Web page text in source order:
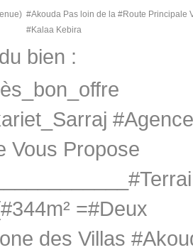
#Akouda Pas loin de la #Route Principale
#Kalaa Kebira
bien :
#Agence
Vous Propose
=#Deux
des Villas